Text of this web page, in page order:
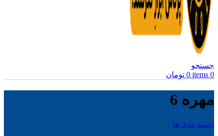
جستجو
0
items
0 تومان
مهره 6
دسته بندی ها